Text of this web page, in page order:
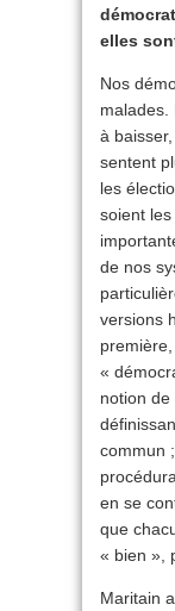
elles
Nos
malades.
à
sentent
les
soient
de nos
versions
«
notion
commun
en se
que
« bien »,
Maritain